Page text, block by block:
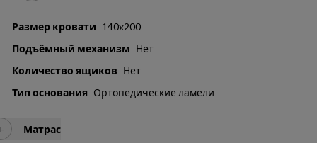
Размер кровати 140x200
Подъёмный механизм Нет
Количество ящиков Нет
Тип основания Ортопедические ламели
Матрас